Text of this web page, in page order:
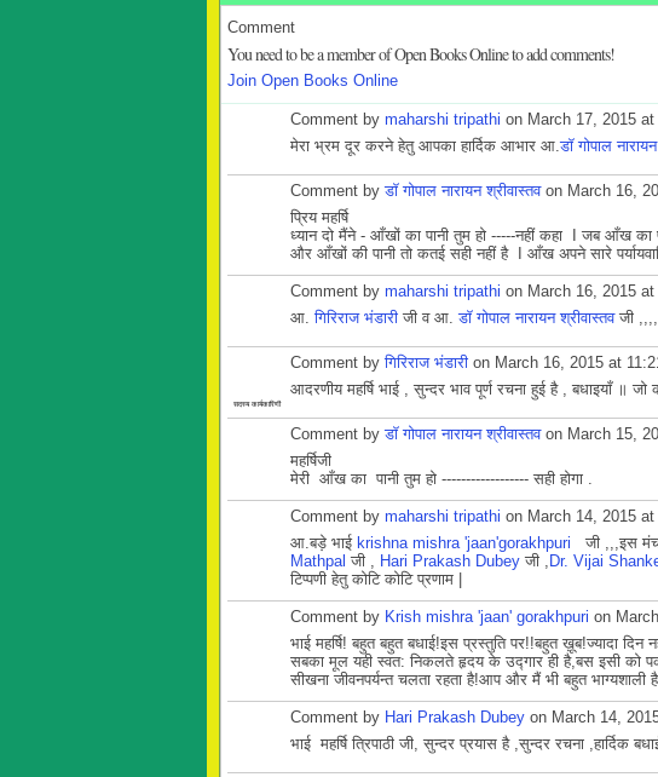
Comment
You need to be a member of Open Books Online to add comments!
Join Open Books Online
Comment by maharshi tripathi on March 17, 2015 at
मेरा भ्रम दूर करने हेतु आपका हार्दिक आभार आ.डॉ गोपाल
Comment byडॉ गोपाल नारायन श्रीवास्तवon March 16,
प्रिय महर्षि
ध्यान दो मैंने - आँखों का पानी तुम हो -----नहीं कहा I जब आँख का
और आँखों की पानी तो कतई सही नहीं है I आँख अपने सारे
Comment by maharshi tripathi on March 16, 2015 at
आ. गिरिराज भंडारी जी व आ. डॉ गोपाल नारायन श्रीवास्तवजी
सदस्य कार्यकारिणी
Comment byगिरिराज भंडारी on March 16, 2015 at
आदरणीय महर्षि भाई , सुन्दर भाव पूर्ण रचना हुई है , बधाइयाँ ॥
Comment byडॉ गोपाल नारायन श्रीवास्तवon March 15,
महर्षिजी
मेरी आँख का पानी तुम हो ------------------ सही होगा .
Comment by maharshi tripathi on March 14, 2015 at
आ.बड़े भाई krishna mishra 'jaan'gorakhpuri जी ,,,इस
Mathpal जी , Hari Prakash Dubey जी , Dr. Vijai
टिप्पणी हेतु कोटि कोटि प्रणाम |
Comment by Krish mishra 'jaan' gorakhpuri on
भाई महर्षि! बहुत बहुत बधाई!इस प्रस्तुति पर!!बहुत ख़ूब!ज्यादा
सबका मूल यही स्वत: निकलते हृदय के उद्गार ही है,बस इसी को
सीखना जीवनपर्यन्त चलता रहता है!आप और मैं भी बहुत
Comment by Hari Prakash Dubey on March 14,
भाई महर्षि त्रिपाठी जी, सुन्दर प्रयास है ,सुन्दर रचना ,हार्दिक